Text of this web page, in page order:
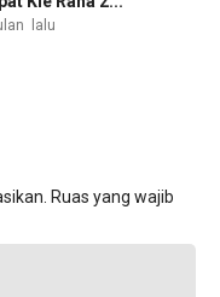
lalu
Ruas yang wajib